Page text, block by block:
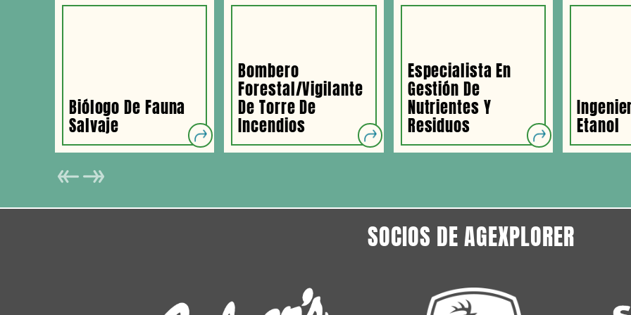
Biólogo De Fauna
Salvaje
Bombero
Forestal/vigilante
De Torre De
Incendios
Especialista En
Gestión De
Nutrientes Y
Residuos Etanol
SOCIOS DE AGEXPLORER